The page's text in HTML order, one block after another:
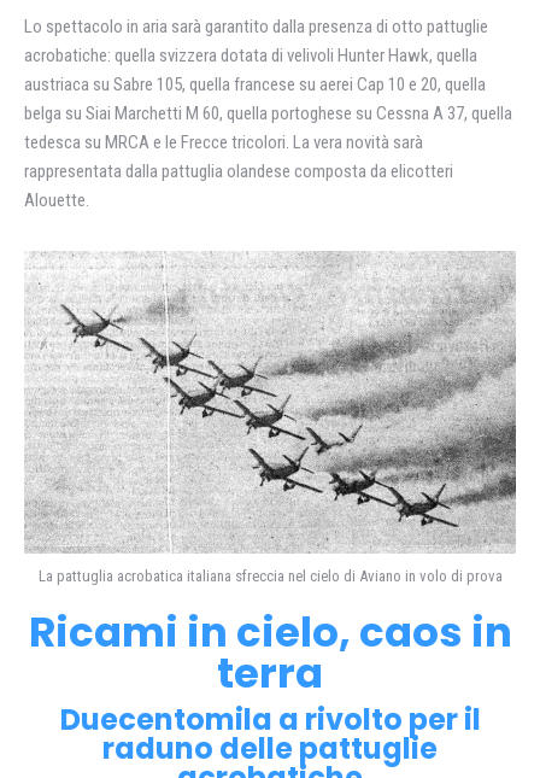
Lo spettacolo in aria sarà garantito dalla presenza di otto pattuglie
acrobatiche: quella svizzera dotata di velivoli Hunter Hawk, quella
austriaca su Sabre 105, quella francese su aerei Cap 10 e 20, quella
belga su Siai Marchetti M 60, quella portoghese su Cessna A 37, quella
tedesca su MRCA e le Frecce tricolori. La vera novità sarà
rappresentata dalla pattuglia olandese composta da elicotteri
Alouette.
La pattuglia acrobatica italiana sfreccia nel cielo di Aviano in volo di prova
Ricami in cielo, caos in
terra
Duecentomila a rivolto per il
raduno delle pattuglie